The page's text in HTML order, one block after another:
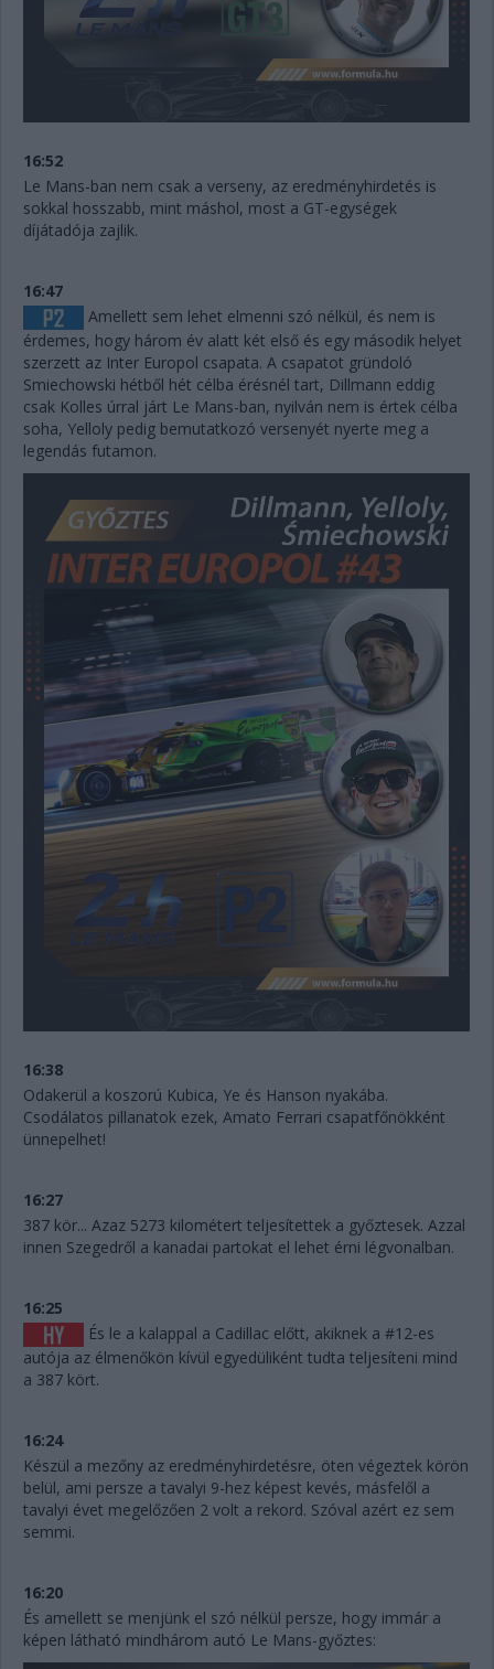
16:52
Le Mans-ban nem csak a verseny, az eredményhirdetés is
sokkal hosszabb, mint máshol, most a GT-egységek
díjátadója zajlik.
16:47
Amellett sem lehet elmenni szó nélkül, és nem is
érdemes, hogy három év alatt két első és egy második helyet
szerzett az Inter Europol csapata. A csapatot gründoló
Smiechowski hétből hét célba érésnél tart, Dillmann eddig
csak Kolles úrral járt Le Mans-ban, nyilván nem is értek célba
soha, Yelloly pedig bemutatkozó versenyét nyerte meg a
legendás futamon.
16:38
Odakerül a koszorú Kubica, Ye és Hanson nyakába.
Csodálatos pillanatok ezek, Amato Ferrari csapatfőnökként
ünnepelhet!
16:27
387 kör... Azaz 5273 kilométert teljesítettek a győztesek. Azzal
innen Szegedről a kanadai partokat el lehet érni légvonalban.
16:25
És le a kalappal a Cadillac előtt, akiknek a #12-es
autója az élmenőkön kívül egyedüliként tudta teljesíteni mind
a 387 kört.
16:24
Készül a mezőny az eredményhirdetésre, öten végeztek körön
belül, ami persze a tavalyi 9-hez képest kevés, másfelől a
tavalyi évet megelőzően 2 volt a rekord. Szóval azért ez sem
semmi.
16:20
És amellett se menjünk el szó nélkül persze, hogy immár a
képen látható mindhárom autó Le Mans-győztes: